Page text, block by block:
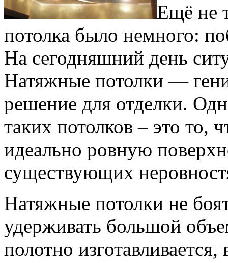
Ещё не
потолка было немного:
На сегодняшний день
Натяжные потолки —
решение для отделки.
таких потолков – это то,
идеально ровную
существующих
Натяжные потолки не
удерживать большой
полотно